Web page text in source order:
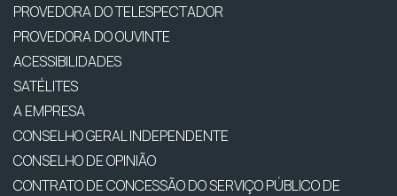
PROVEDORA DO TELESPECTADOR
PROVEDORA DO OUVINTE
ACESSIBILIDADES
SATÉLITES
A EMPRESA
CONSELHO GERAL INDEPENDENTE
CONSELHO DE OPINIÃO
CONTRATO DE CONCESSÃO DO SERVIÇO PÚBLICO DE